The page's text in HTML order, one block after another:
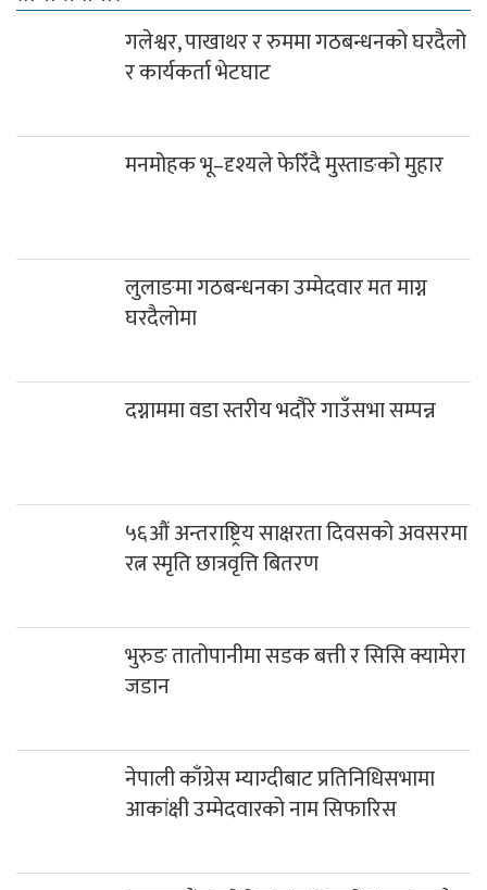
गलेश्वर, पाखाथर र रुममा गठबन्धनको घरदैलो
र कार्यकर्ता भेटघाट
मनमोहक भू–दृश्यले फेरिँदै मुस्ताङको मुहार
लुलाङमा गठबन्धनका उम्मेदवार मत माग्न
घरदैलोमा
दग्नाममा वडा स्तरीय भदौरे गाउँसभा सम्पन्न
५६औं अन्तराष्ट्रिय साक्षरता दिवसको अवसरमा
रत्न स्मृति छात्रवृत्ति बितरण
भुरुङ तातोपानीमा सडक बत्ती र सिसि क्यामेरा
जडान
नेपाली काँग्रेस म्याग्दीबाट प्रतिनिधिसभामा
आकांक्षी उम्मेदवारको नाम सिफारिस